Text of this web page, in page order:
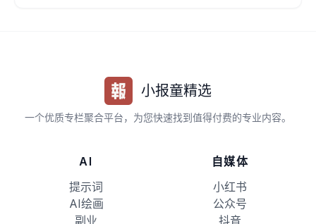
小报童精选
一个优质专栏聚合平台，为您快速找到值得付费的专业内容。
AI
提示词
AI绘画
副业
自媒体
小红书
公众号
抖音